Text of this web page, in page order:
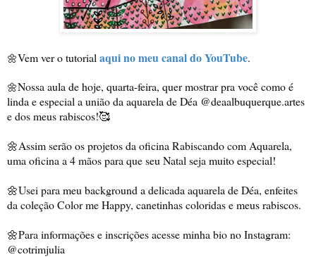
🌼Vem ver o tutorial aqui no meu canal do YouTube.
🌼Nossa aula de hoje, quarta-feira, quer mostrar pra você como é
linda e especial a união da aquarela de Déa @deaalbuquerque.artes
e dos meus rabiscos!🥰
🌼Assim serão os projetos da oficina Rabiscando com Aquarela,
uma oficina a 4 mãos para que seu Natal seja muito especial!
🌼Usei para meu background a delicada aquarela de Déa, enfeites
da coleção Color me Happy, canetinhas coloridas e meus rabiscos.
🌼Para informações e inscrições acesse minha bio no Instagram:
@cotrimjulia